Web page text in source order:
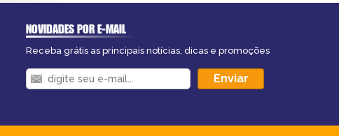
NOVIDADES POR E-MAIL
Receba grátis as principais notícias, dicas e promoções